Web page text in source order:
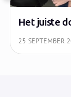
Het juiste
25 SEPTEMBER